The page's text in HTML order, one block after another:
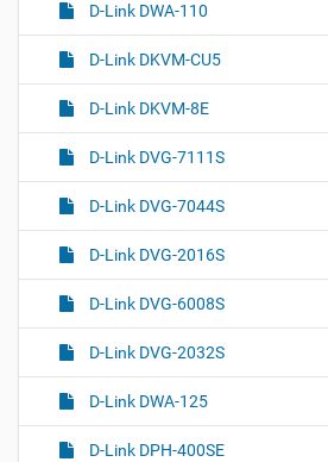
D-Link DWA-110
D-Link DKVM-CU5
D-Link DKVM-8E
D-Link DVG-7111S
D-Link DVG-7044S
D-Link DVG-2016S
D-Link DVG-6008S
D-Link DVG-2032S
D-Link DWA-125
D-Link DPH-400SE